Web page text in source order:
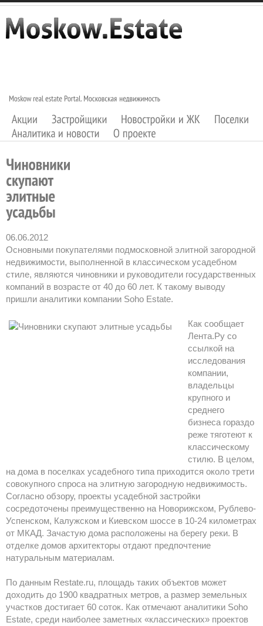
06.06.2012
Основными покупателями подмосковной элитной загородной
недвижимости, выполненной в классическом усадебном
стиле, являются чиновники и руководители государственных
компаний в возрасте от 40 до 60 лет. К такому выводу
пришли аналитики компании Soho Estate.
Как сообщает
Лента.Ру со
ссылкой на
исследования
компании,
владельцы
крупного и
среднего
бизнеса гораздо
реже тяготеют к
классическому
стилю. В целом,
на дома в поселках усадебного типа приходится около трети
совокупного спроса на элитную загородную недвижимость.
Согласно обзору, проекты усадебной застройки
сосредоточены преимущественно на Новорижском, Рублево-
Успенском, Калужском и Киевском шоссе в 10-24 километрах
от МКАД. Зачастую дома расположены на берегу реки. В
отделке домов архитекторы отдают предпочтение
натуральным материалам.
По данным Restate.ru, площадь таких объектов может
доходить до 1900 квадратных метров, а размер земельных
участков достигает 60 соток. Как отмечают аналитики Soho
Estate, среди наиболее заметных «классических» проектов